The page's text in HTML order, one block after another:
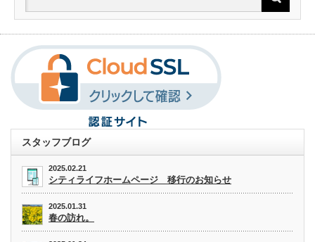
スタッフブログ
2025.02.21
シティライフホームページ 移行のお知らせ
2025.01.31
春の訪れ。